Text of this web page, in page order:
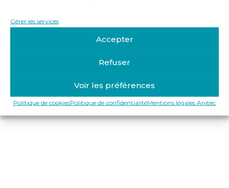
Gérer les services
Accepter
Refuser
Voir les préférences
Politique de cookiesPolitique de confidentialitéMentions légales Anitec
Mentions légales Anitec
Politique de confidentialité